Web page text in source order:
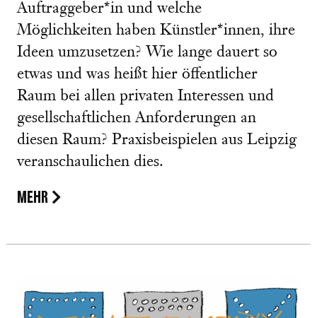
Auftraggeber*in und welche
Möglichkeiten haben Künstler*innen, ihre
Ideen umzusetzen? Wie lange dauert so
etwas und was heißt hier öffentlicher
Raum bei allen privaten Interessen und
gesellschaftlichen Anforderungen an
diesen Raum? Praxisbeispielen aus Leipzig
veranschaulichen dies.
MEHR